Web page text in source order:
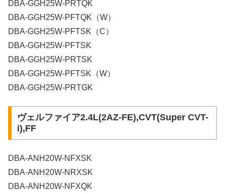
DBA-GGH25W-PRTQK
DBA-GGH25W-PFTQK（W）
DBA-GGH25W-PFTSK（C）
DBA-GGH25W-PFTSK
DBA-GGH25W-PRTSK
DBA-GGH25W-PFTSK（W）
DBA-GGH25W-PRTGK
ヴェルファイア2.4L(2AZ-FE),CVT(Super CVT-
i),FF
DBA-ANH20W-NFXSK
DBA-ANH20W-NRXSK
DBA-ANH20W-NFXQK